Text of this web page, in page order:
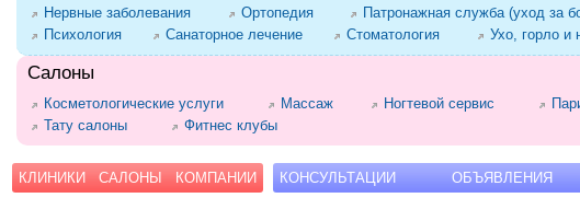
Нервные заболевания
Ортопедия Патронажная служба (уход за
Психология
Санаторное лечение Стоматология Ухо, горло и
Салоны
Косметологические услуги Массаж Ногтевой сервис
Тату салоны
Фитнес клубы
КЛИНИКИ САЛОНЫ КОМПАНИИ КОНСУЛЬТАЦИИ ОБЪЯВЛЕНИЯ